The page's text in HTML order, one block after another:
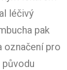
léčivý
pak
označení pro